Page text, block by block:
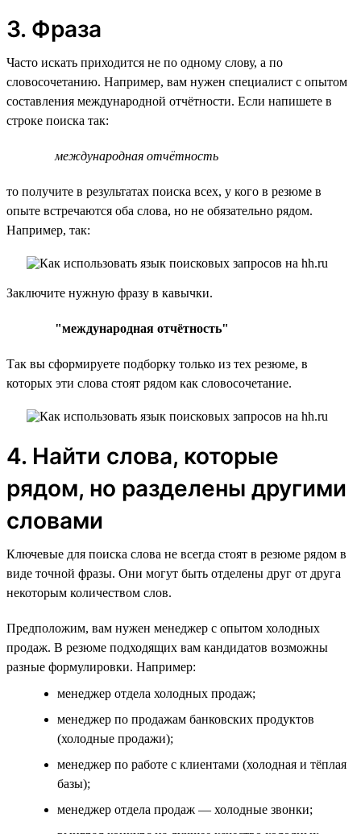
3. Фраза
Часто искать приходится не по одному слову, а по
словосочетанию. Например, вам нужен специалист с опытом
составления международной отчётности. Если напишете в
строке поиска так:
международная отчётность
то получите в результатах поиска всех, у кого в резюме в
опыте встречаются оба слова, но не обязательно рядом.
Например, так:
Заключите нужную фразу в кавычки.
"международная отчётность"
Так вы сформируете подборку только из тех резюме, в
которых эти слова стоят рядом как словосочетание.
4. Найти слова, которые
рядом, но разделены другими
словами
Ключевые для поиска слова не всегда стоят в резюме рядом в
виде точной фразы. Они могут быть отделены друг от друга
некоторым количеством слов.
Предположим, вам нужен менеджер с опытом холодных
продаж. В резюме подходящих вам кандидатов возможны
разные формулировки. Например:
менеджер отдела холодных продаж;
менеджер по продажам банковских продуктов
(холодные продажи);
менеджер по работе с клиентами (холодная и тёплая
базы);
менеджер отдела продаж — холодные звонки;